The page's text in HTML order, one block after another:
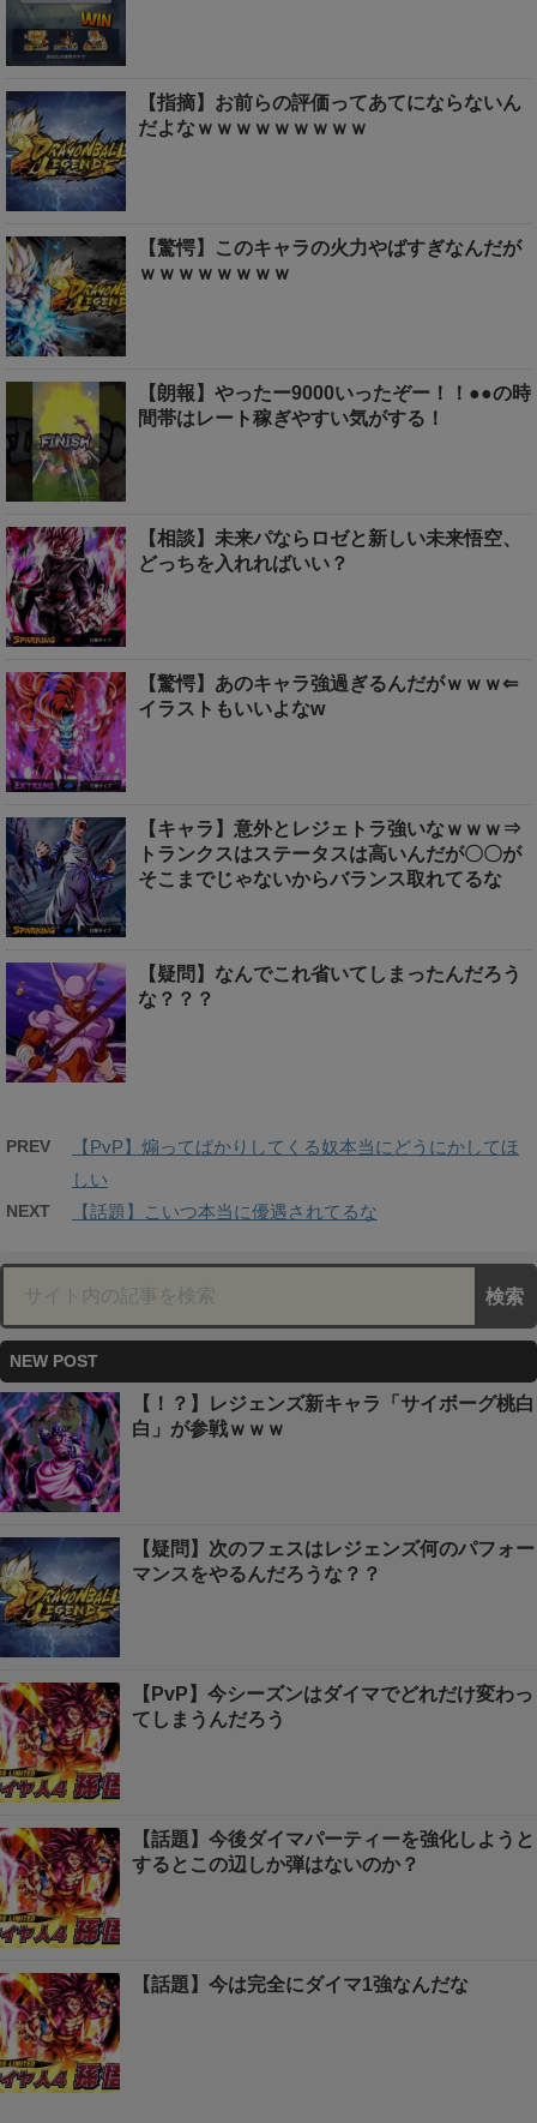
【指摘】お前らの評価ってあてにならないん
だよなｗｗｗｗｗｗｗｗｗ
【驚愕】このキャラの火力やばすぎなんだが
ｗｗｗｗｗｗｗｗ
【朗報】やったー9000いったぞー！！●●の時
間帯はレート稼ぎやすい気がする！
【相談】未来パならロゼと新しい未来悟空、
どっちを入れればいい？
【驚愕】あのキャラ強過ぎるんだがｗｗｗ⇐
イラストもいいよなw
【キャラ】意外とレジェトラ強いなｗｗｗ⇒
トランクスはステータスは高いんだが〇〇が
そこまでじゃないからバランス取れてるな
【疑問】なんでこれ省いてしまったんだろう
な？？？
PREV
【PvP】煽ってばかりしてくる奴本当にどうにかしてほ
しい
NEXT 【話題】こいつ本当に優遇されてるな
NEW POST
【！？】レジェンズ新キャラ「サイボーグ桃白
白」が参戦ｗｗｗ
【疑問】次のフェスはレジェンズ何のパフォー
マンスをやるんだろうな？？
【PvP】今シーズンはダイマでどれだけ変わっ
てしまうんだろう
【話題】今後ダイマパーティーを強化しようと
するとこの辺しか弾はないのか？
【話題】今は完全にダイマ1強なんだな